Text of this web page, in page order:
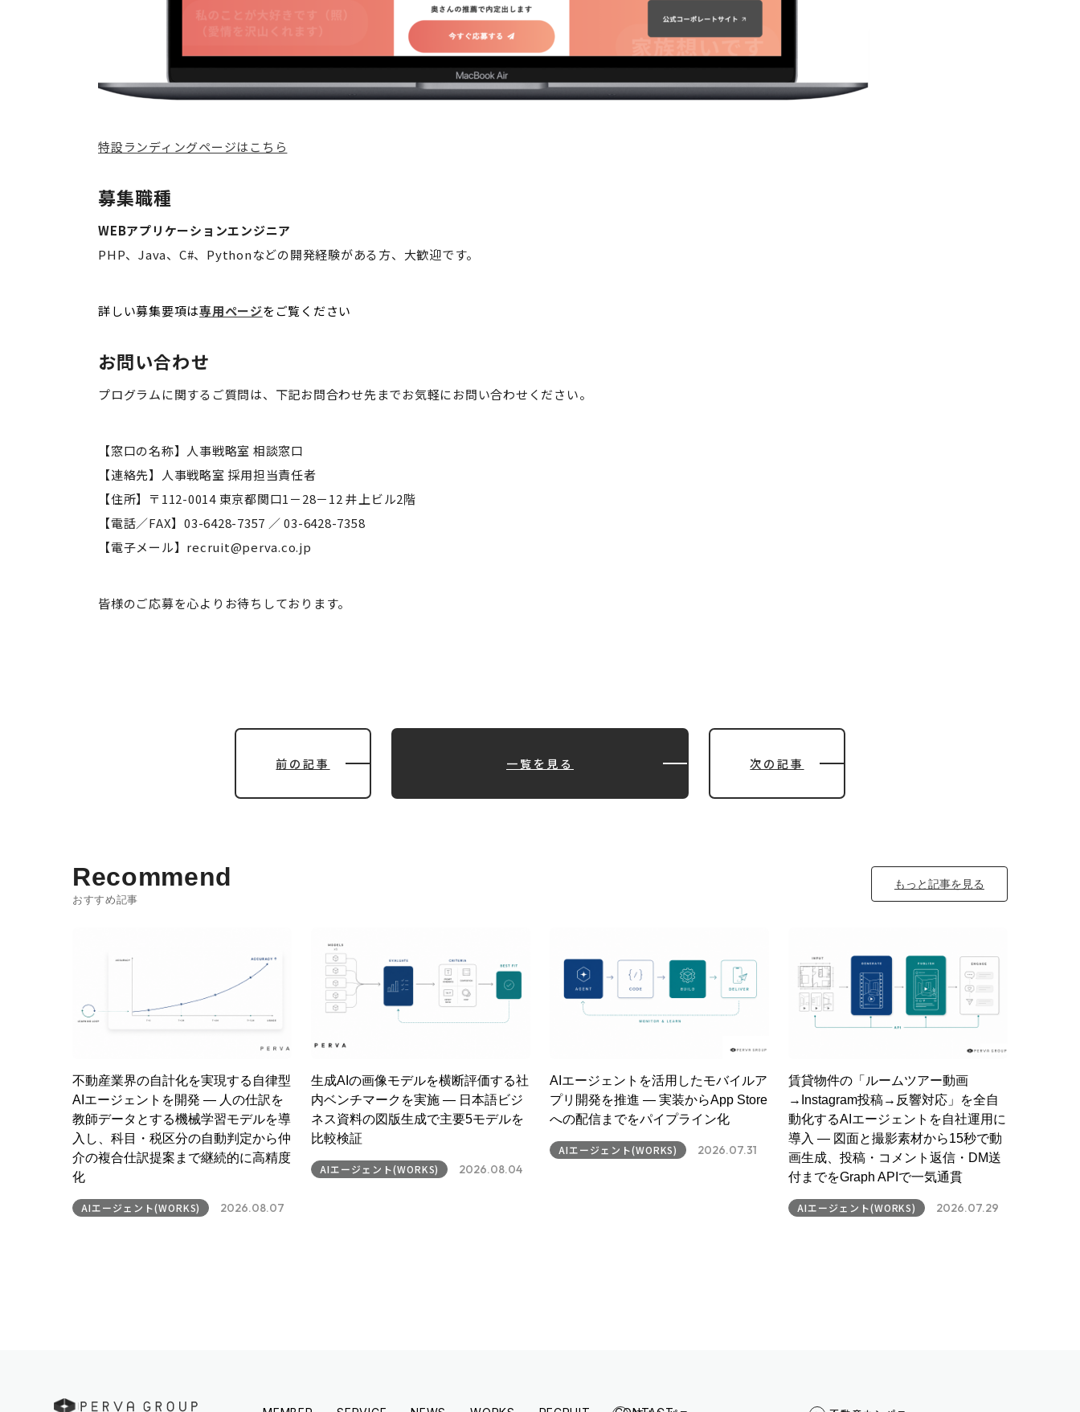
特設ランディングページはこちら
募集職種
WEBアプリケーションエンジニア
PHP、Java、C#、Pythonなどの開発経験がある方、大歓迎です。
詳しい募集要項は専用ページをご覧ください
お問い合わせ
プログラムに関するご質問は、下記お問合わせ先までお気軽にお問い合わせください。
【窓口の名称】人事戦略室 相談窓口
【連絡先】人事戦略室 採用担当責任者
【住所】〒112-0014 東京都関口1－28－12 井上ビル2階
【電話／FAX】03-6428-7357 ／ 03-6428-7358
【電子メール】recruit@perva.co.jp
皆様のご応募を心よりお待ちしております。
前の記事 一覧を見る 次の記事
Recommend
おすすめ記事
もっと記事を見る
不動産業界の自計化を実現する自律型
AIエージェントを開発 ― 人の仕訳を
教師データとする機械学習モデルを導
入し、科目・税区分の自動判定から仲
介の複合仕訳提案まで継続的に高精度
化
AIエージェント(WORKS) 2026.08.07
生成AIの画像モデルを横断評価する社
内ベンチマークを実施 ― 日本語ビジ
ネス資料の図版生成で主要5モデルを
比較検証
AIエージェント(WORKS) 2026.08.04
AIエージェントを活用したモバイルア
プリ開発を推進 ― 実装からApp Store
への配信までをパイプライン化
AIエージェント(WORKS) 2026.07.31
賃貸物件の「ルームツアー動画
→Instagram投稿→反響対応」を全自
動化するAIエージェントを自社運用に
導入 ― 図面と撮影素材から15秒で動
画生成、投稿・コメント返信・DM送
付までをGraph APIで一気通貫
AIエージェント(WORKS) 2026.07.29